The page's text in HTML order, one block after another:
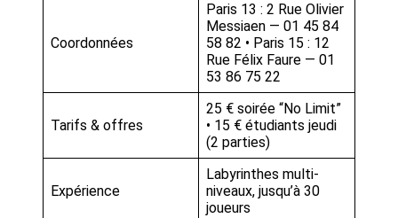
Coordonnées
Paris 13 : 2 Rue Olivier
Messiaen — 01 45 84
58 82 • Paris 15 : 12
Rue Félix Faure — 01
53 86 75 22
Tarifs & offres
25 € soirée “No Limit”
• 15 € étudiants jeudi
(2 parties)
Expérience
Labyrinthes multi-
niveaux, jusqu’à 30
joueurs